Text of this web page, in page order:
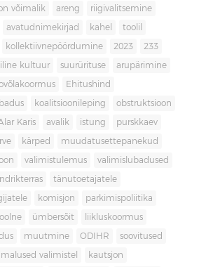
võimalik areng riigivalitsemine
avatudnimekirjad kahel toolil
kollektiivnepöördumine 2023 233
kultuur suurürituse arupärimine
Ehitushind
koalitsioonileping obstruktsioon
Karis avalik istung purskkaev
kärped muudatusettepanekud
valimistulemus valimislubadused
tänutoetajatele
komisjon parkimispoliitika
ümbersõit liikluskoormus
muutmine ODIHR soovitused
valimistel kautsjon